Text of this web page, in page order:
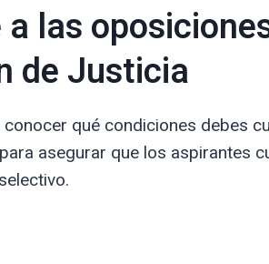
las
de Justicia
qué condiciones debes
asegurar que los aspirantes